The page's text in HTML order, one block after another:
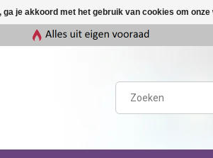
ga je akkoord met het gebruik van cookies om